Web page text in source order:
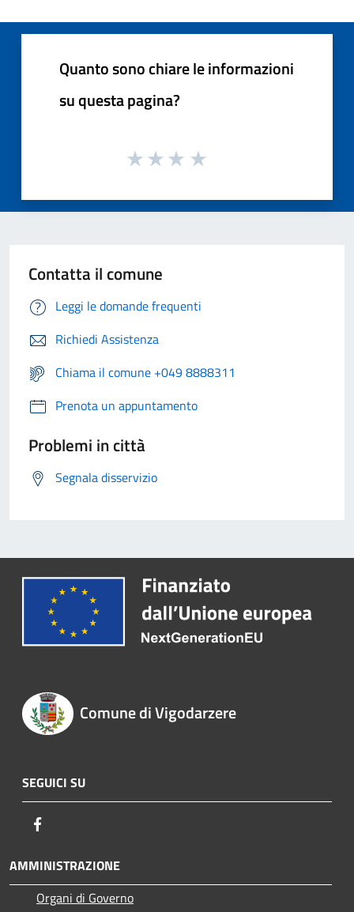
Quanto sono chiare le informazioni
su questa pagina?
Contatta il comune
Leggi le domande frequenti
Richiedi Assistenza
Chiama il comune +049 8888311
Prenota un appuntamento
Problemi in città
Segnala disservizio
Comune di Vigodarzere
SEGUICI SU
AMMINISTRAZIONE
Organi di Governo